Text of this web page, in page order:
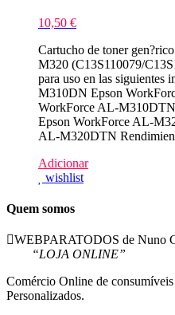
10,50 €
Cartucho de toner
M320 (C13S110079/
para uso en las siguientes
M310DN Epson
WorkForce AL-
Epson WorkForce AL-
AL-M320DTN
Adicionar
wishlist
Quem somos
WEBPARATODOS de Nuno
“LOJA ONLINE”
Comércio Online de
Personalizados.